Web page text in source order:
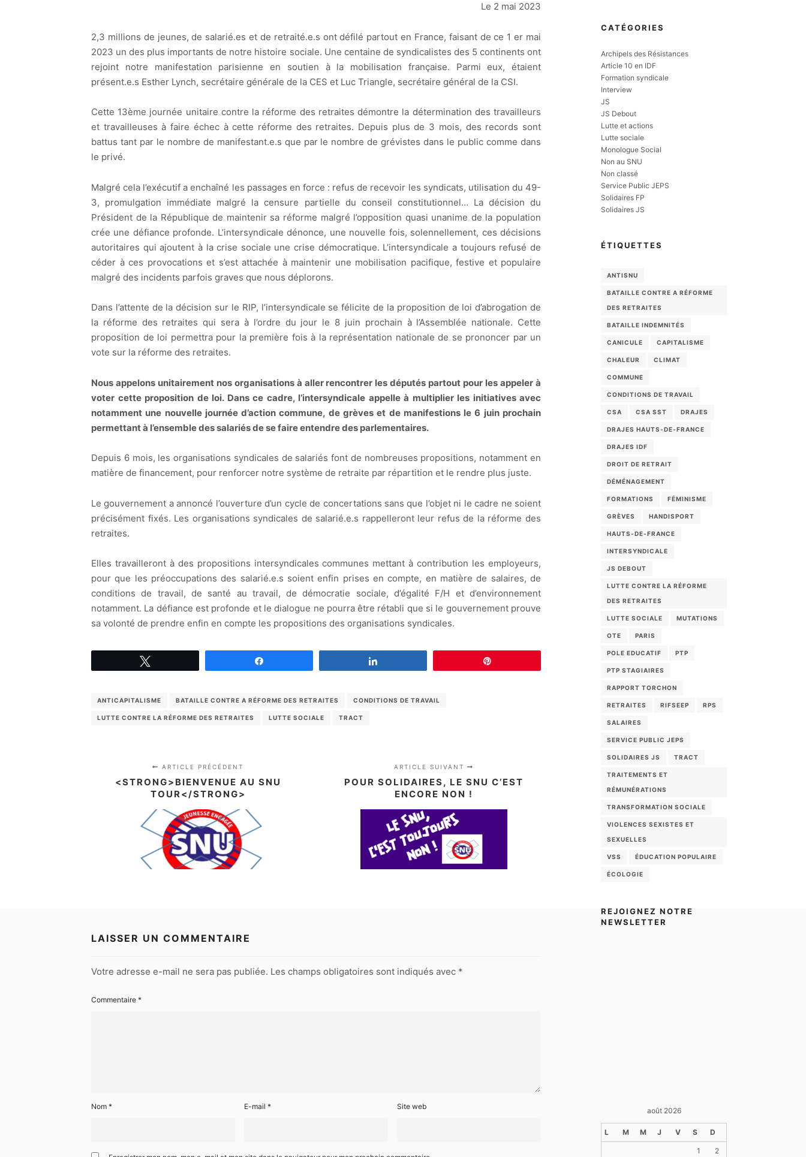
Le 2 mai 2023
2,3 millions de jeunes, de salarié.es et de retraité.e.s ont défilé partout en France, faisant de ce 1 er mai
2023 un des plus importants de notre histoire sociale. Une centaine de syndicalistes des 5 continents ont
rejoint notre manifestation parisienne en soutien à la mobilisation française. Parmi eux, étaient
présent.e.s Esther Lynch, secrétaire générale de la CES et Luc Triangle, secrétaire général de la CSI.
Cette 13ème journée unitaire contre la réforme des retraites démontre la détermination des travailleurs
et travailleuses à faire échec à cette réforme des retraites. Depuis plus de 3 mois, des records sont
battus tant par le nombre de manifestant.e.s que par le nombre de grévistes dans le public comme dans
le privé.
Malgré cela l’exécutif a enchaîné les passages en force : refus de recevoir les syndicats, utilisation du 49-
3, promulgation immédiate malgré la censure partielle du conseil constitutionnel… La décision du
Président de la République de maintenir sa réforme malgré l’opposition quasi unanime de la population
crée une défiance profonde. L’intersyndicale dénonce, une nouvelle fois, solennellement, ces décisions
autoritaires qui ajoutent à la crise sociale une crise démocratique. L’intersyndicale a toujours refusé de
céder à ces provocations et s’est attachée à maintenir une mobilisation pacifique, festive et populaire
malgré des incidents parfois graves que nous déplorons.
Dans l’attente de la décision sur le RIP, l’intersyndicale se félicite de la proposition de loi d’abrogation de
la réforme des retraites qui sera à l’ordre du jour le 8 juin prochain à l’Assemblée nationale. Cette
proposition de loi permettra pour la première fois à la représentation nationale de se prononcer par un
vote sur la réforme des retraites.
Nous appelons unitairement nos organisations à aller rencontrer les députés partout pour les appeler à
voter cette proposition de loi. Dans ce cadre, l’intersyndicale appelle à multiplier les initiatives avec
notamment une nouvelle journée d’action commune, de grèves et de manifestions le 6 juin prochain
permettant à l’ensemble des salariés de se faire entendre des parlementaires.
Depuis 6 mois, les organisations syndicales de salariés font de nombreuses propositions, notamment en
matière de financement, pour renforcer notre système de retraite par répartition et le rendre plus juste.
Le gouvernement a annoncé l’ouverture d’un cycle de concertations sans que l’objet ni le cadre ne soient
précisément fixés. Les organisations syndicales de salarié.e.s rappelleront leur refus de la réforme des
retraites.
Elles travailleront à des propositions intersyndicales communes mettant à contribution les employeurs,
pour que les préoccupations des salarié.e.s soient enfin prises en compte, en matière de salaires, de
conditions de travail, de santé au travail, de démocratie sociale, d’égalité F/H et d’environnement
notamment. La défiance est profonde et le dialogue ne pourra être rétabli que si le gouvernement prouve
sa volonté de prendre enfin en compte les propositions des organisations syndicales.
ANTICAPITALISME BATAILLE CONTRE A RÉFORME DES RETRAITES CONDITIONS DE TRAVAIL
LUTTE CONTRE LA RÉFORME DES RETRAITES LUTTE SOCIALE TRACT
ARTICLE PRÉCÉDENT
<STRONG>BIENVENUE AU SNU
TOUR</STRONG>
ARTICLE SUIVANT
POUR SOLIDAIRES, LE SNU C’EST
ENCORE NON !
LAISSER UN COMMENTAIRE
Votre adresse e-mail ne sera pas publiée. Les champs obligatoires sont indiqués avec *
Commentaire *
Nom * E-mail * Site web
CATÉGORIES
Archipels des Résistances
Article 10 en IDF
Formation syndicale
Interview
JS
JS Debout
Lutte et actions
Lutte sociale
Monologue Social
Non au SNU
Non classé
Service Public JEPS
Solidaires FP
Solidaires JS
ÉTIQUETTES
ANTISNU
BATAILLE CONTRE A RÉFORME
DES RETRAITES
BATAILLE INDEMNITÉS
CANICULE CAPITALISME
CHALEUR CLIMAT
COMMUNE
CONDITIONS DE TRAVAIL
CSA CSA SST DRAJES
DRAJES HAUTS-DE-FRANCE
DRAJES IDF
DROIT DE RETRAIT
DÉMÉNAGEMENT
FORMATIONS FÉMINISME
GRÈVES HANDISPORT
HAUTS-DE-FRANCE
INTERSYNDICALE
JS DEBOUT
LUTTE CONTRE LA RÉFORME
DES RETRAITES
LUTTE SOCIALE MUTATIONS
OTE PARIS
POLE EDUCATIF PTP
PTP STAGIAIRES
RAPPORT TORCHON
RETRAITES RIFSEEP RPS
SALAIRES
SERVICE PUBLIC JEPS
SOLIDAIRES JS TRACT
TRAITEMENTS ET
RÉMUNÉRATIONS
TRANSFORMATION SOCIALE
VIOLENCES SEXISTES ET
SEXUELLES
VSS ÉDUCATION POPULAIRE
ÉCOLOGIE
REJOIGNEZ NOTRE
NEWSLETTER
août 2026
L M M J V S D
1 2